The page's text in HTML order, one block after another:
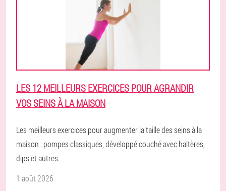
LES 12 MEILLEURS EXERCICES POUR AGRANDIR
VOS SEINS À LA MAISON
Les meilleurs exercices pour augmenter la taille des seins à la
maison : pompes classiques, développé couché avec haltères,
dips et autres.
1 août 2026